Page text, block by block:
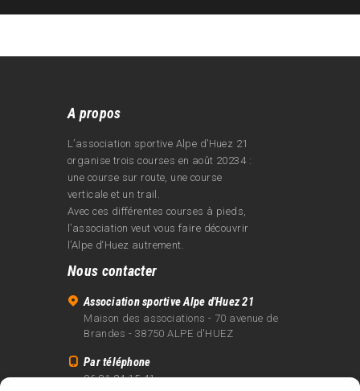
A propos
L’association sportive Alpe d’Huez 21
organise trois courses en août 20234 :
une course sur route, une course
verticale et un trail.
Avec ces différentes courses à pieds,
l’association veut vous faire découvrir
l’Alpe d‘Huez autrement.
Nous contacter
Association sportive Alpe d'Huez 21
Maison des associations - 70 avenue de
Brandes - 38750 ALPE d'HUEZ
Par téléphone
06 81 24 15 41